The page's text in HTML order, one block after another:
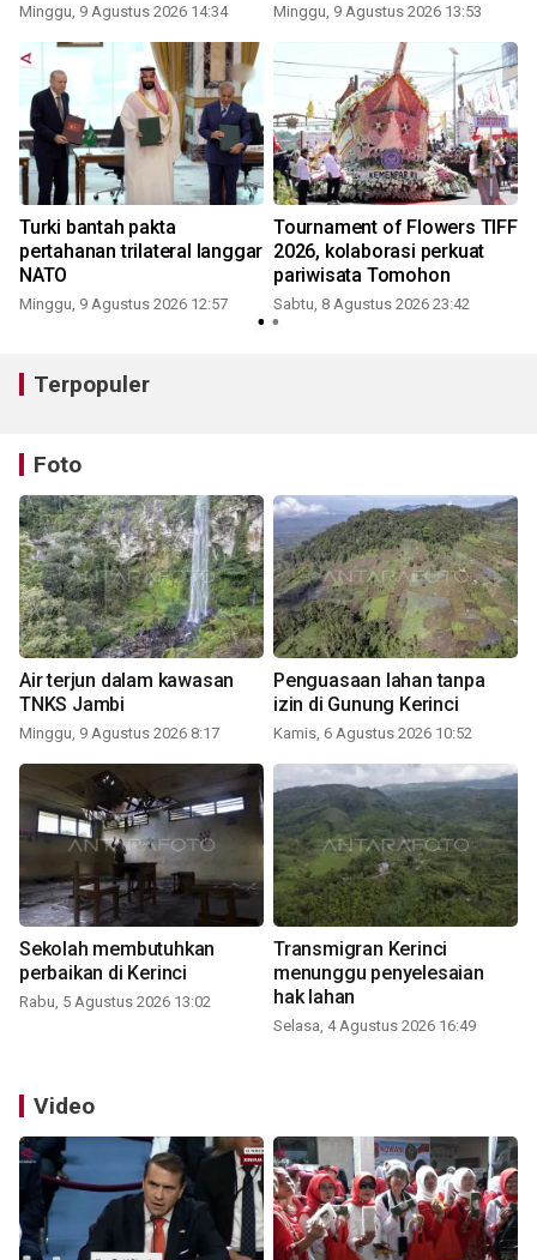
Minggu, 9 Agustus 2026 14:34 Minggu, 9 Agustus 2026 13:53
Turki bantah pakta
pertahanan trilateral langgar
NATO
Minggu, 9 Agustus 2026 12:57
Tournament of Flowers TIFF
2026, kolaborasi perkuat
pariwisata Tomohon
Sabtu, 8 Agustus 2026 23:42
Terpopuler
Foto
Air terjun dalam kawasan
TNKS Jambi
Minggu, 9 Agustus 2026 8:17
Penguasaan lahan tanpa
izin di Gunung Kerinci
Kamis, 6 Agustus 2026 10:52
Sekolah membutuhkan
perbaikan di Kerinci
Rabu, 5 Agustus 2026 13:02
Transmigran Kerinci
menunggu penyelesaian
hak lahan
Selasa, 4 Agustus 2026 16:49
Video